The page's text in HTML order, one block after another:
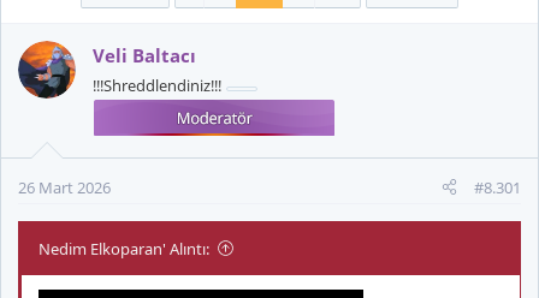
ş
l
n
g
ç
t
r
i
l
Veli Baltacı
!!!Shreddlendiniz!!!
26 Mart 2026 #8.301
Nedim Elkoparan' Alıntı: